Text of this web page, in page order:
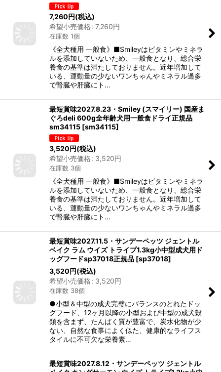
7,260円(税込)
希望小売価格: 7,260円
在庫数 1個
《全犬種用 一般食》■Smileyはビタミンやミネラ
ルを添加していないため、一般食となり、総合栄
養食の基準は満たしておりません。近年増加して
いる、運動量の少ないワンちゃんやミネラル過多
で腎臓や肝臓にト…
最短賞味2027.8.23・Smiley (スマイリー) 国産ま
ぐろdeli 600g全年齢犬用一般食ドライ正規品
sm34115 [sm34115]
3,520円(税込)
希望小売価格: 3,520円
在庫数 3個
《全犬種用 一般食》■Smileyはビタミンやミネラ
ルを添加していないため、一般食となり、総合栄
養食の基準は満たしておりません。近年増加して
いる、運動量の少ないワンちゃんやミネラル過多
で腎臓や肝臓にト…
最短賞味2027.11.5・サンデーペッツ ジェントル
ベイク ラム ウイズ トライプ1.3kg小中型成犬用ド
ッグフードsp37018正規品 [sp37018]
3,520円(税込)
希望小売価格: 3,520円
在庫数 38個
●小型＆中型の成犬完璧にバランスのとれたドッ
グフード、12ヶ月以降の小型および中型の成犬穀
類を含まず、たんぱく質が豊富で、炭水化物が少
ない、自然な食事によく似た、健康的なライフス
タイルに不可欠な栄養素…
最短賞味2027.8.12・サンデーペッツ ジェントル